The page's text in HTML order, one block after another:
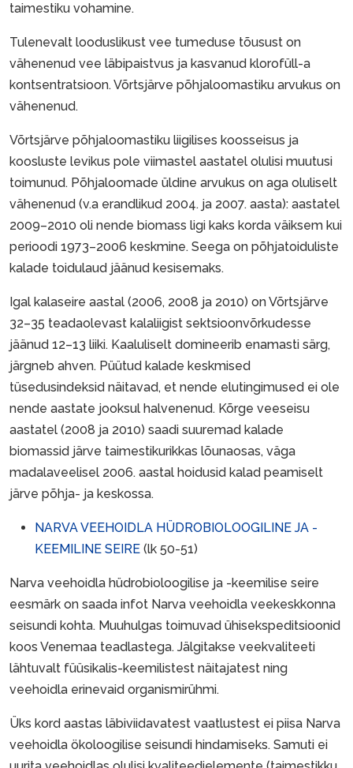
taimestiku vohamine.
Tulenevalt looduslikust vee tumeduse tõusust on
vähenenud vee läbipaistvus ja kasvanud klorofüll-a
kontsentratsioon. Võrtsjärve põhjaloomastiku arvukus on
vähenenud.
Võrtsjärve põhjaloomastiku liigilises koosseisus ja
koosluste levikus pole viimastel aastatel olulisi muutusi
toimunud. Põhjaloomade üldine arvukus on aga oluliselt
vähenenud (v.a erandlikud 2004. ja 2007. aasta): aastatel
2009–2010 oli nende biomass ligi kaks korda väiksem kui
perioodi 1973–2006 keskmine. Seega on põhjatoiduliste
kalade toidulaud jäänud kesisemaks.
Igal kalaseire aastal (2006, 2008 ja 2010) on Võrtsjärve
32–35 teadaolevast kalaliigist sektsioonvõrkudesse
jäänud 12–13 liiki. Kaaluliselt domineerib enamasti särg,
järgneb ahven. Püütud kalade keskmised
tüsedusindeksid näitavad, et nende elutingimused ei ole
nende aastate jooksul halvenenud. Kõrge veeseisu
aastatel (2008 ja 2010) saadi suuremad kalade
biomassid järve taimestikurikkas lõunaosas, väga
madalaveelisel 2006. aastal hoidusid kalad peamiselt
järve põhja- ja keskossa.
NARVA VEEHOIDLA HÜDROBIOLOOGILINE JA -
KEEMILINE SEIRE (lk 50-51)
Narva veehoidla hüdrobioloogilise ja -keemilise seire
eesmärk on saada infot Narva veehoidla veekeskkonna
seisundi kohta. Muuhulgas toimuvad ühisekspeditsioonid
koos Venemaa teadlastega. Jälgitakse veekvaliteeti
lähtuvalt füüsikalis-keemilistest näitajatest ning
veehoidla erinevaid organismirühmi.
Üks kord aastas läbiviidavatest vaatlustest ei piisa Narva
veehoidla ökoloogilise seisundi hindamiseks. Samuti ei